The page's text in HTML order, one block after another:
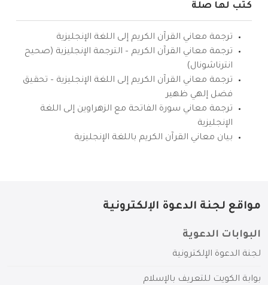
كتب لها صلة
ترجمة معاني القرآن الكريم إلى اللغة الإنجليزية
ترجمة معاني القرآن الكريم – الترجمة الإنجليزية (صحيح
انترناشونال)
ترجمة معاني القرآن الكريم إلى اللغة الإنجليزية – تحقيق
فضل إلهي ظهير
ترجمة معاني سورة الفاتحة مع الزهراوين إلى اللغة
الإنجليزية
بيان معاني القرآن الكريم باللغة الإنجليزية
مواقع لجنة الدعوة الإلكترونية
البوابات الدعوية
لجنة الدعوة الإلكترونية
بوابة الكويت للتعريف بالإسلام